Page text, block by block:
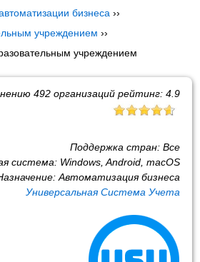
бизнеса ››
учреждением ››
учреждением
492организаций рейтинг: 4.9
Поддержка стран: Все
система: Windows, Android, macOS
Автоматизация бизнеса
Универсальная Система Учета